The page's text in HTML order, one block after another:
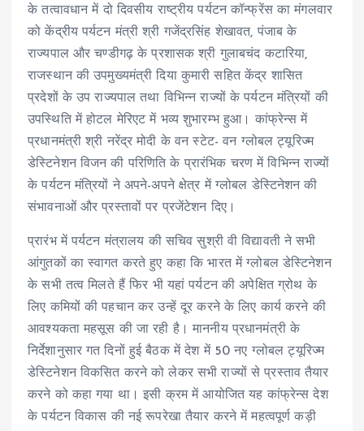
के तत्वावधान में दो दिवसीय राष्ट्रीय पर्यटन कॉन्फ्रेंस का मंगलवार
को केंद्रीय पर्यटन मंत्री श्री गजेंद्रसिंह शेखावत, पंजाब के
राज्यपाल और चण्डीगढ़ के प्रशासक श्री गुलाबचंद कटारिया,
राजस्थान की उपमुख्यमंत्री दिया कुमारी सहित केंद्र शासित
प्रदेशों के उप राज्यपाल तथा विभिन्न राज्यों के पर्यटन मंत्रियों की
उपस्थिति में होटल मेरिएट में भव्य शुभारम्भ हुआ। कांफ्रेन्स में
प्रधानमंत्री श्री नरेंद्र मोदी के वन स्टेट- वन ग्लोबल ट्यूरिज्म
डेस्टिनेशन विजन की परिणिति के प्रारंभिक चरण में विभिन्न राज्यों
के पर्यटन मंत्रियों ने अपने-अपने क्षेत्र में ग्लोबल डेस्टिनेशन की
संभावनाओं और प्रस्तावों पर प्रजेंटेशन दिए।
प्रारंभ में पर्यटन मंत्रालय की सचिव सुश्री वी विद्यावती ने सभी
आंगुतकों का स्वागत करते हुए कहा कि भारत में ग्लोबल डेस्टिनेशन
के सभी तत्व मिलते हैं फिर भी यहां पर्यटन की अपेक्षित ग्रोथ के
लिए कमियों की पहचान कर उन्हें दूर करने के लिए कार्य करने की
आवश्यकता महसूस की जा रही है। माननीय प्रधानमंत्री के
निर्देशानुसार गत दिनों हुई बैठक में देश में 50 नए ग्लोबल ट्यूरिज्म
डेस्टिनेशन विकसित करने को लेकर सभी राज्यों से प्रस्ताव तैयार
करने को कहा गया था। इसी क्रम में आयोजित यह कांफ्रेन्स देश
के पर्यटन विकास की नई रूपरेखा तैयार करने में महत्वपूर्ण कड़ी